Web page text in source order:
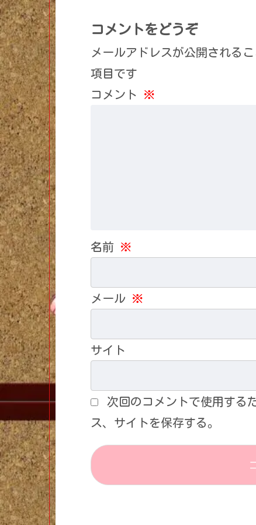
コメントをどうぞ
メールアドレスが公開されるこ
項目です
コメント
※
名前 ※
メール ※
サイト
次回のコメントで使用する
ス、サイトを保存する。